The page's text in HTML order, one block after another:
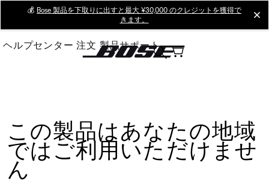
Main
💰 Bose 製品を下取りに出すと最大 ¥30,000 のクレジットを獲得で
きます。
ヘルプセンター 注文 製品サポート
この製品はあなたの地域
ではご利用いただけませ
ん